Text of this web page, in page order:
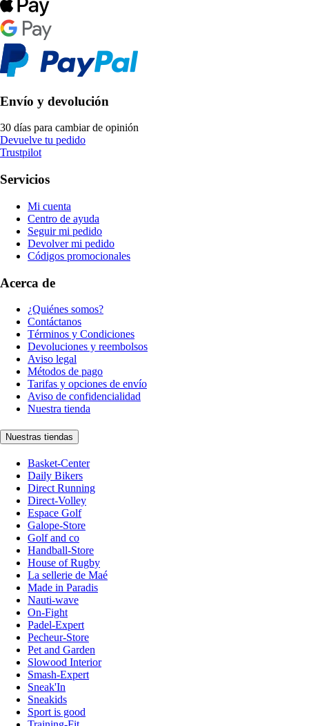
Envío y devolución
30 días para cambiar de opinión
Devuelve tu pedido
Trustpilot
Servicios
Mi cuenta
Centro de ayuda
Seguir mi pedido
Devolver mi pedido
Códigos promocionales
Acerca de
¿Quiénes somos?
Contáctanos
Términos y Condiciones
Devoluciones y reembolsos
Aviso legal
Métodos de pago
Tarifas y opciones de envío
Aviso de confidencialidad
Nuestra tienda
Nuestras tiendas
Basket-Center
Daily Bikers
Direct Running
Direct-Volley
Espace Golf
Galope-Store
Golf and co
Handball-Store
House of Rugby
La sellerie de Maé
Made in Paradis
Nauti-wave
On-Fight
Padel-Expert
Pecheur-Store
Pet and Garden
Slowood Interior
Smash-Expert
Sneak'In
Sneakids
Sport is good